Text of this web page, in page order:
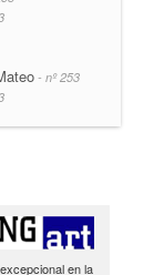
- nº 253
en la